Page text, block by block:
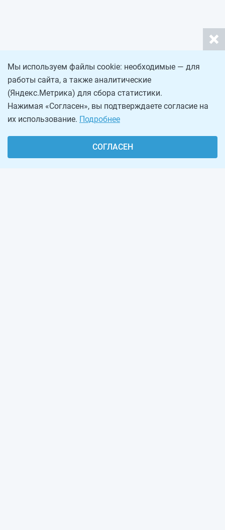
Мы используем файлы cookie: необходимые — для
работы сайта, а также аналитические
(Яндекс.Метрика) для сбора статистики.
Нажимая «Согласен», вы подтверждаете согласие на
их использование. Подробнее
СОГЛАСЕН